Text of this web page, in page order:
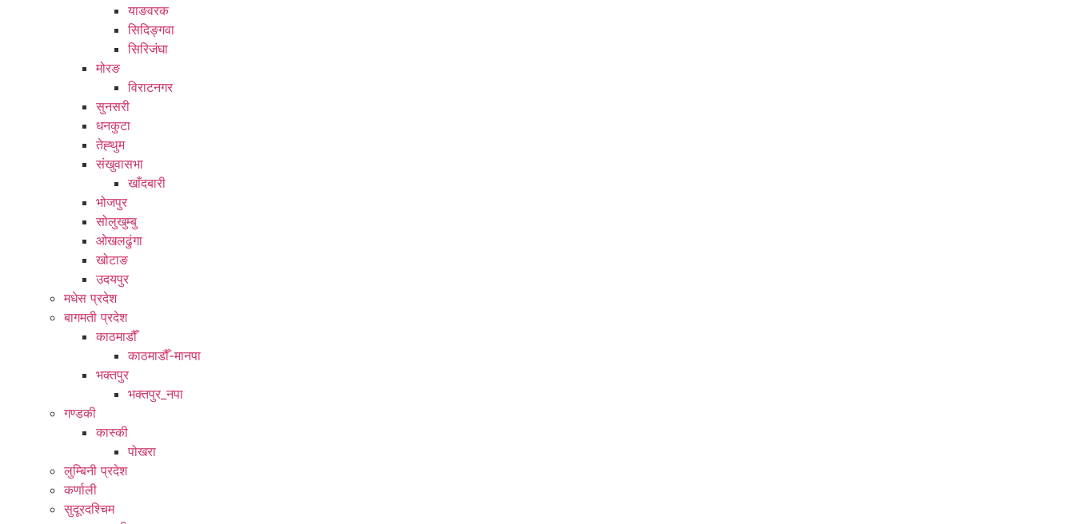
याङवरक
सिदिङ्गवा
सिरिजंघा
मोरङ
विराटनगर
सुनसरी
धनकुटा
तेह्थुम
संखुवासभा
खाँदबारी
भोजपुर
सोलुखुम्बु
ओखलढुंगा
खोटाङ
उदयपुर
मधेस प्रदेश
बागमती प्रदेश
काठमाडौँ
काठमाडौँ-मानपा
भक्तपुर
भक्तपुर_नपा
गण्डकी
कास्की
पोखरा
लुम्बिनी प्रदेश
कर्णाली
सुदूरदश्चिम